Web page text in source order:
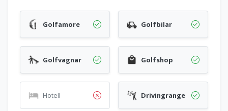
Golfamore Golfbilar
Golfvagnar Golfshop
Hotell Drivingrange